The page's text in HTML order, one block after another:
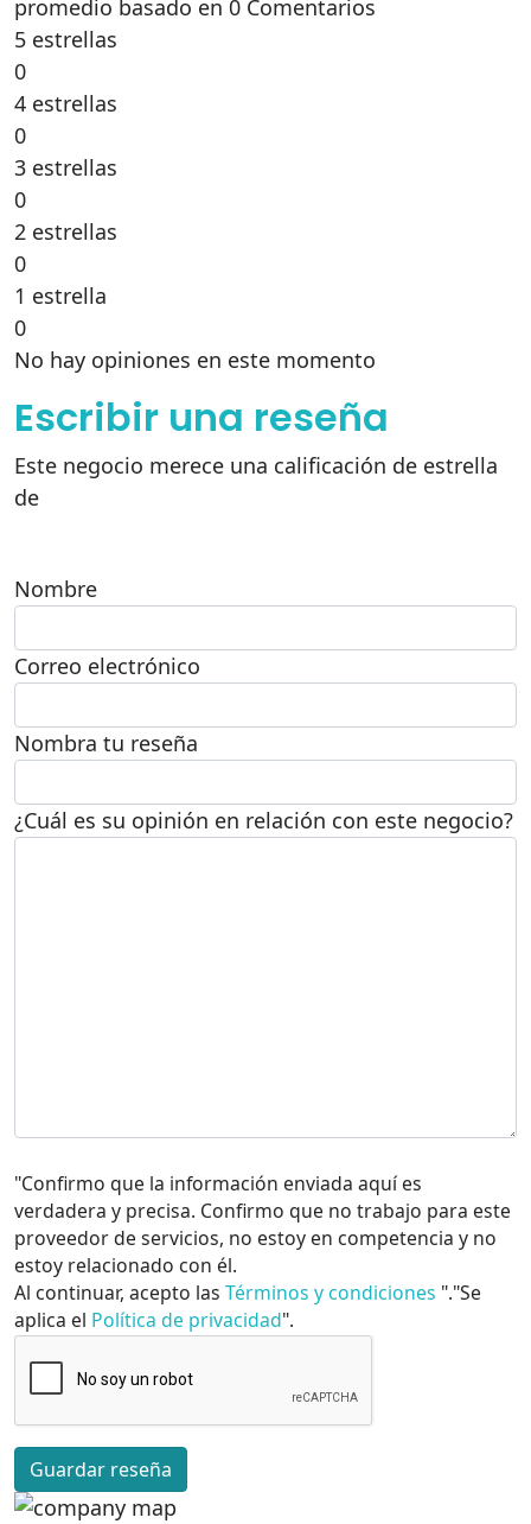
promedio basado en 0 Comentarios
5 estrellas
0
4 estrellas
0
3 estrellas
0
2 estrellas
0
1 estrella
0
No hay opiniones en este momento
Escribir una reseña
Este negocio merece una calificación de estrella
de
Nombre
Correo electrónico
Nombra tu reseña
¿Cuál es su opinión en relación con este negocio?
"Confirmo que la información enviada aquí es
verdadera y precisa. Confirmo que no trabajo para este
proveedor de servicios, no estoy en competencia y no
estoy relacionado con él.
Al continuar, acepto las Términos y condiciones "."Se
aplica el Política de privacidad".
Guardar reseña